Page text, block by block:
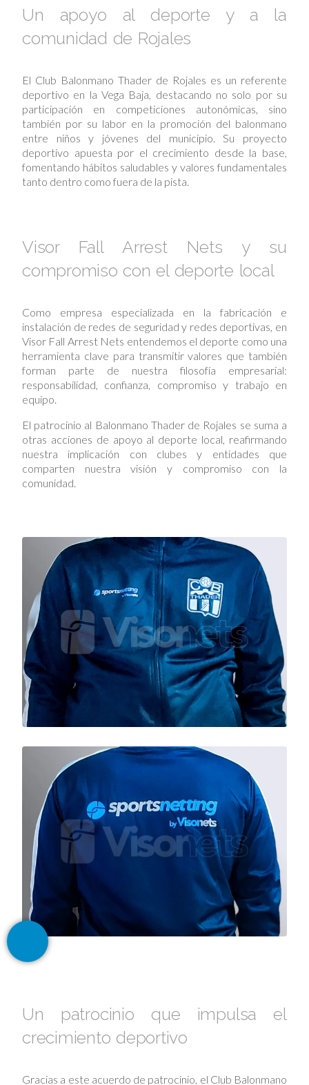
Un apoyo al deporte y a la
comunidad de Rojales
El Club Balonmano Thader de Rojales es un referente
deportivo en la Vega Baja, destacando no solo por su
participación en competiciones autonómicas, sino
también por su labor en la promoción del balonmano
entre niños y jóvenes del municipio. Su proyecto
deportivo apuesta por el crecimiento desde la base,
fomentando hábitos saludables y valores fundamentales
tanto dentro como fuera de la pista.
Visor Fall Arrest Nets y su
compromiso con el deporte local
Como empresa especializada en la fabricación e
instalación de redes de seguridad y redes deportivas, en
Visor Fall Arrest Nets entendemos el deporte como una
herramienta clave para transmitir valores que también
forman parte de nuestra filosofía empresarial:
responsabilidad, confianza, compromiso y trabajo en
equipo.
El patrocinio al Balonmano Thader de Rojales se suma a
otras acciones de apoyo al deporte local, reafirmando
nuestra implicación con clubes y entidades que
comparten nuestra visión y compromiso con la
comunidad.
Un patrocinio que impulsa el
crecimiento deportivo
Gracias a este acuerdo de patrocinio, el Club Balonmano